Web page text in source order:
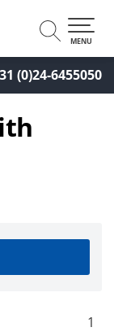
(0)24-6455050
MENU
1